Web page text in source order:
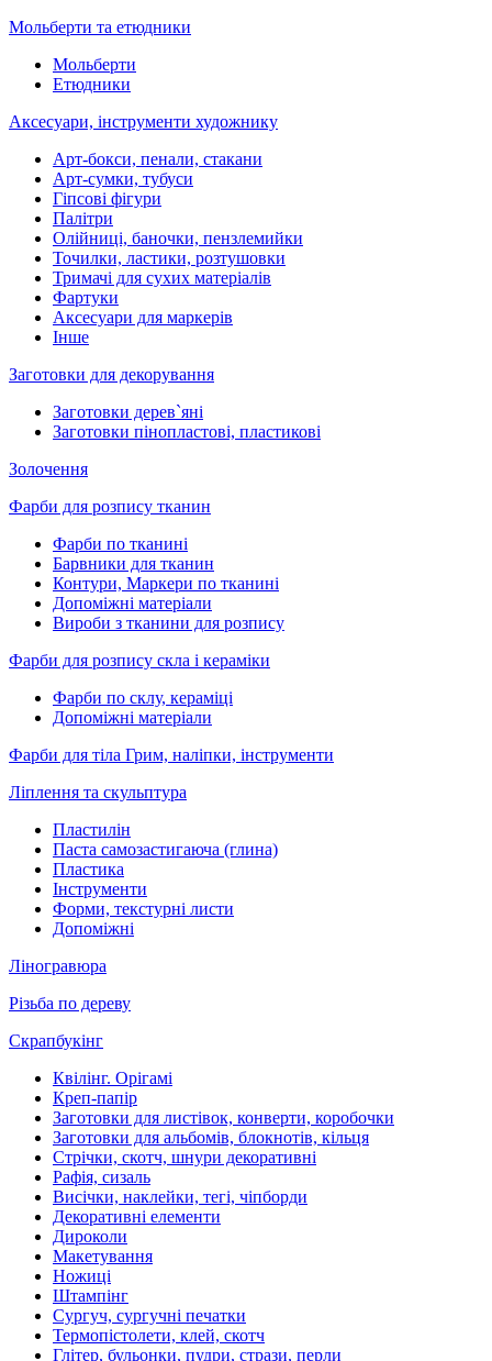
Мольберти та етюдники
Мольберти
Етюдники
Аксесуари, інструменти художнику
Арт-бокси, пенали, стакани
Арт-сумки, тубуси
Гіпсові фігури
Палітри
Олійниці, баночки, пензлемийки
Точилки, ластики, розтушовки
Тримачі для сухих матеріалів
Фартуки
Аксесуари для маркерів
Інше
Заготовки для декорування
Заготовки дерев`яні
Заготовки пінопластові, пластикові
Золочення
Фарби для розпису тканин
Фарби по тканині
Барвники для тканин
Контури, Маркери по тканині
Допоміжні матеріали
Вироби з тканини для розпису
Фарби для розпису скла і кераміки
Фарби по склу, кераміці
Допоміжні матеріали
Фарби для тіла Грим, наліпки, інструменти
Ліплення та скульптура
Пластилін
Паста самозастигаюча (глина)
Пластика
Інструменти
Форми, текстурні листи
Допоміжні
Ліногравюра
Різьба по дереву
Скрапбукінг
Квілінг. Орігамі
Креп-папір
Заготовки для листівок, конверти, коробочки
Заготовки для альбомів, блокнотів, кільця
Стрічки, скотч, шнури декоративні
Рафія, сизаль
Висічки, наклейки, тегі, чіпборди
Декоративні елементи
Дироколи
Макетування
Ножиці
Штампінг
Сургуч, сургучні печатки
Термопістолети, клей, скотч
Глітер, бульонки, пудри, стрази, перли